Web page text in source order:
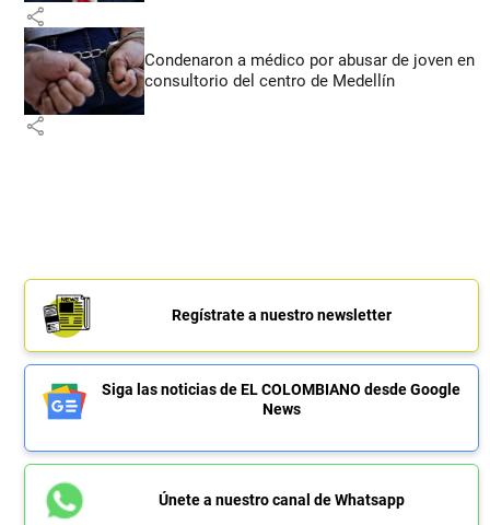
share
Condenaron a médico por abusar de joven en
consultorio del centro de Medellín
share
Regístrate a nuestro newsletter
Siga las noticias de EL COLOMBIANO desde Google
News
Únete a nuestro canal de Whatsapp